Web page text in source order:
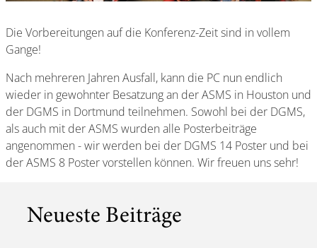
Die Vorbereitungen auf die Konferenz-Zeit sind in vollem
Gange!
Nach mehreren Jahren Ausfall, kann die PC nun endlich
wieder in gewohnter Besatzung an der ASMS in Houston und
der DGMS in Dortmund teilnehmen. Sowohl bei der DGMS,
als auch mit der ASMS wurden alle Posterbeiträge
angenommen - wir werden bei der DGMS 14 Poster und bei
der ASMS 8 Poster vorstellen können. Wir freuen uns sehr!
Neueste Beiträge